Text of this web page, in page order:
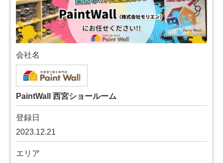
会社名
PaintWall 西宮ショールーム
登録日
2023.12.21
エリア